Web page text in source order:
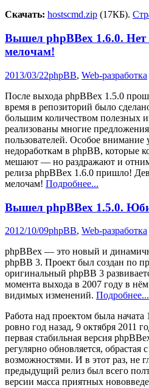
Скачать: hostscmd.zip (17КБ).
Вышел phpBBex 1.6.0.
мелочам!
2013/03/22phpBB, Web-разработка
После выхода phpBBex 1.5.0
время в репозиторий было
большим количеством полезных
реализованы многие
пользователей. Особое внимание
недоработкам в phpBB, которые
мешают — но раздражают и
релиза phpBBex 1.6.0 пришло!
мелочам! Подробнее...
Вышел phpBBex 1.5.0.
2012/10/09phpBB, Web-разработка
phpBBex — это новый и
phpBB 3. Проект был создан по
оригинальный phpBB 3
момента выхода в 2007 году в
видимых изменений. Подробнее...
Работа над проектом была начата
ровно год назад, 9 октября 2011
первая стабильная версия
регулярно обновляется,
возможностями. И в этот раз, не
предыдущий релиз был всего
версии масса приятных